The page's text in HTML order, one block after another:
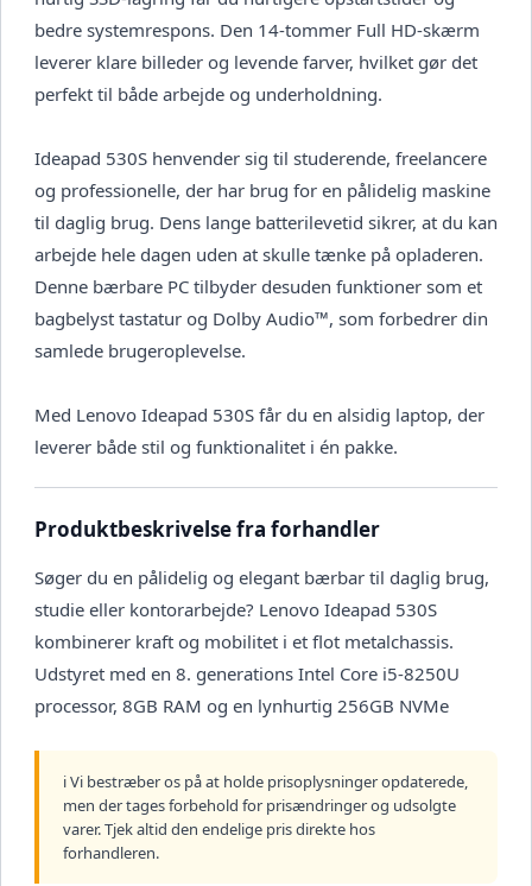
bedre systemrespons. Den 14-tommer Full HD-skærm
leverer klare billeder og levende farver, hvilket gør det
perfekt til både arbejde og underholdning.
Ideapad 530S henvender sig til studerende, freelancere
og professionelle, der har brug for en pålidelig maskine
til daglig brug. Dens lange batterilevetid sikrer, at du kan
arbejde hele dagen uden at skulle tænke på opladeren.
Denne bærbare PC tilbyder desuden funktioner som et
bagbelyst tastatur og Dolby Audio™, som forbedrer din
samlede brugeroplevelse.
Med Lenovo Ideapad 530S får du en alsidig laptop, der
leverer både stil og funktionalitet i én pakke.
Produktbeskrivelse fra forhandler
Søger du en pålidelig og elegant bærbar til daglig brug,
studie eller kontorarbejde? Lenovo Ideapad 530S
kombinerer kraft og mobilitet i et flot metalchassis.
Udstyret med en 8. generations Intel Core i5-8250U
processor, 8GB RAM og en lynhurtig 256GB NVMe
ℹ️ Vi bestræber os på at holde prisoplysninger opdaterede,
men der tages forbehold for prisændringer og udsolgte
varer. Tjek altid den endelige pris direkte hos
forhandleren.